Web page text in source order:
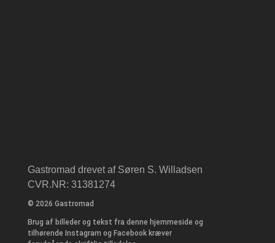
Gastromad drevet af Søren S. Willadsen
CVR.NR: 31381274
© 2026 Gastromad
Brug af billeder og tekst fra denne hjemmeside og
tilhørende Instagram og Facebook kræver